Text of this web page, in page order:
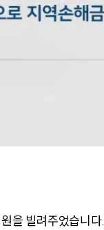
을 빌려주었습니다.